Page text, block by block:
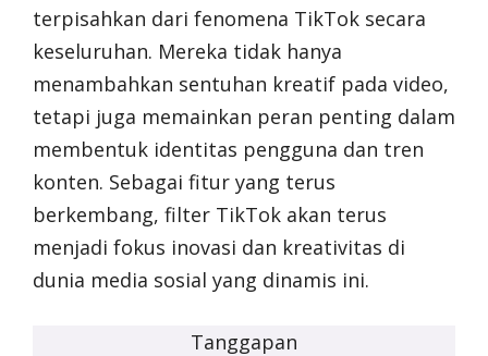
terpisahkan dari fenomena TikTok secara
keseluruhan. Mereka tidak hanya
menambahkan sentuhan kreatif pada video,
tetapi juga memainkan peran penting dalam
membentuk identitas pengguna dan tren
konten. Sebagai fitur yang terus
berkembang, filter TikTok akan terus
menjadi fokus inovasi dan kreativitas di
dunia media sosial yang dinamis ini.
Tanggapan